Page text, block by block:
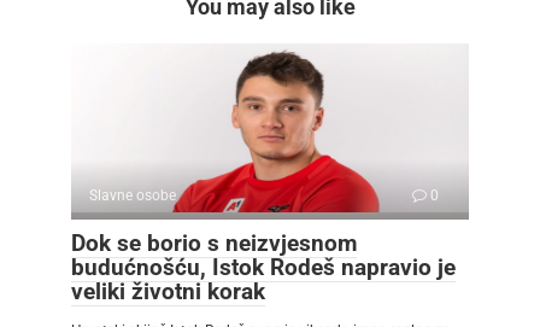
You may also like
Slavne osobe 0
Dok se borio s neizvjesnom
budućnošću, Istok Rodeš napravio je
veliki životni korak